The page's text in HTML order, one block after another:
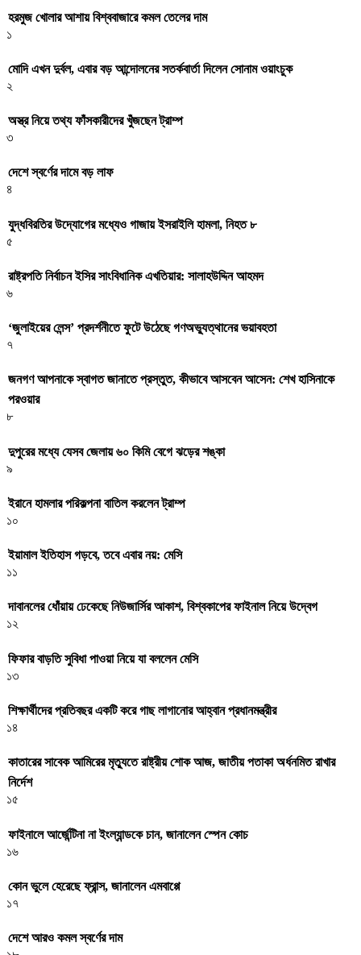
হরমুজ খোলার আশায় বিশ্ববাজারে কমল তেলের দাম
১
মোদি এখন দুর্বল, এবার বড় আন্দোলনের সতর্কবার্তা দিলেন সোনাম ওয়াংচুক
২
অস্ত্র নিয়ে তথ্য ফাঁসকারীদের খুঁজছেন ট্রাম্প
৩
দেশে স্বর্ণের দামে বড় লাফ
৪
যুদ্ধবিরতির উদ্যোগের মধ্যেও গাজায় ইসরাইলি হামলা, নিহত ৮
৫
রাষ্ট্রপতি নির্বাচন ইসির সাংবিধানিক এখতিয়ার: সালাহউদ্দিন আহমদ
৬
‘জুলাইয়ের লেন্স’ প্রদর্শনীতে ফুটে উঠেছে গণঅভ্যুত্থানের ভয়াবহতা
৭
জনগণ আপনাকে স্বাগত জানাতে প্রস্তুত, কীভাবে আসবেন আসেন: শেখ হাসিনাকে
পরওয়ার
৮
দুপুরের মধ্যে যেসব জেলায় ৬০ কিমি বেগে ঝড়ের শঙ্কা
৯
ইরানে হামলার পরিকল্পনা বাতিল করলেন ট্রাম্প
১০
ইয়ামাল ইতিহাস গড়বে, তবে এবার নয়: মেসি
১১
দাবানলের ধোঁয়ায় ঢেকেছে নিউজার্সির আকাশ, বিশ্বকাপের ফাইনাল নিয়ে উদ্বেগ
১২
ফিফার বাড়তি সুবিধা পাওয়া নিয়ে যা বললেন মেসি
১৩
শিক্ষার্থীদের প্রতিবছর একটি করে গাছ লাগানোর আহ্বান প্রধানমন্ত্রীর
১৪
কাতারের সাবেক আমিরের মৃত্যুতে রাষ্ট্রীয় শোক আজ, জাতীয় পতাকা অর্ধনমিত রাখার
নির্দেশ
১৫
ফাইনালে আর্জেন্টিনা না ইংল্যান্ডকে চান, জানালেন স্পেন কোচ
১৬
কোন ভুলে হেরেছে ফ্রান্স, জানালেন এমবাপ্পে
১৭
দেশে আরও কমল স্বর্ণের দাম